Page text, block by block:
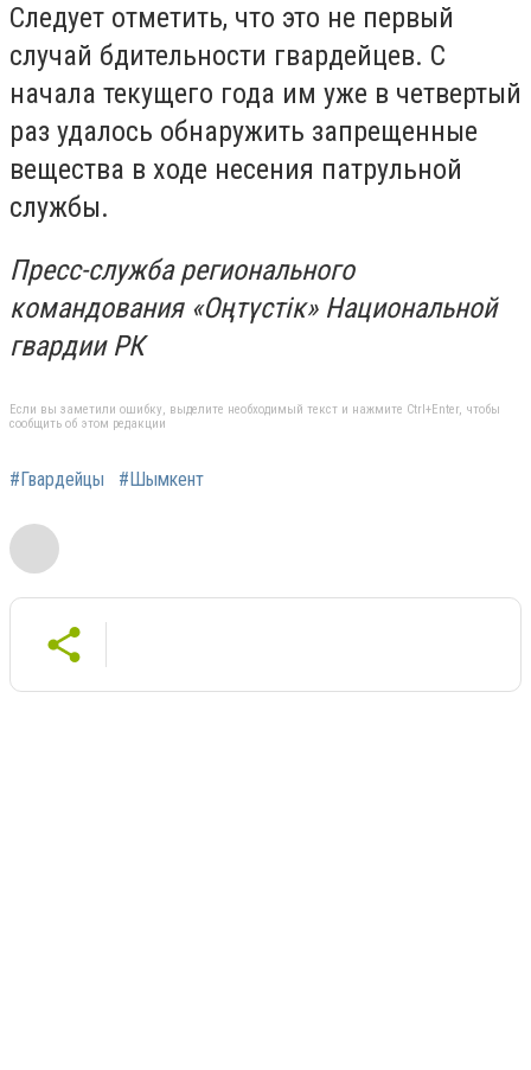
Следует отметить, что это не первый
случай бдительности гвардейцев. С
начала текущего года им уже в четвертый
раз удалось обнаружить запрещенные
вещества в ходе несения патрульной
службы.
Пресс-служба регионального
командования «Оңтүстік» Национальной
гвардии РК
Если вы заметили ошибку, выделите необходимый текст и нажмите Ctrl+Enter, чтобы
сообщить об этом редакции
#Гвардейцы #Шымкент